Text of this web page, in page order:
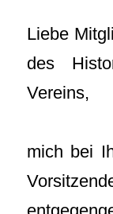
Liebe
des
Vereins,
mich bei